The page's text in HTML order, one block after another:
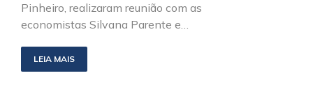
Pinheiro, realizaram reunião com as
economistas Silvana Parente e…
LEIA MAIS